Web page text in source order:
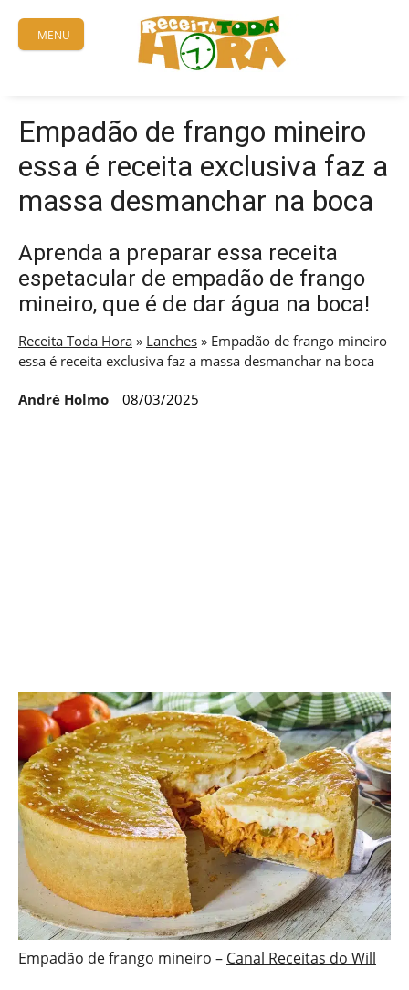
content
MENU
Empadão de frango mineiro
essa é receita exclusiva faz a
massa desmanchar na boca
Aprenda a preparar essa receita
espetacular de empadão de frango
mineiro, que é de dar água na boca!
Receita Toda Hora » Lanches » Empadão de frango mineiro
essa é receita exclusiva faz a massa desmanchar na boca
André Holmo 08/03/2025
Empadão de frango mineiro – Canal Receitas do Will